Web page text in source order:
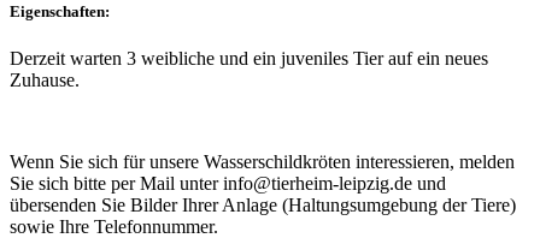
Eigenschaften:
Derzeit warten 3 weibliche und ein juveniles Tier auf ein neues
Zuhause.
Wenn Sie sich für unsere Wasserschildkröten interessieren, melden
Sie sich bitte per Mail unter info@tierheim-leipzig.de und
übersenden Sie Bilder Ihrer Anlage (Haltungsumgebung der Tiere)
sowie Ihre Telefonnummer.